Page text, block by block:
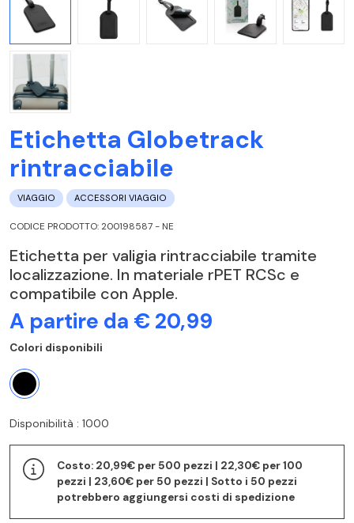
Etichetta Globetrack
rintracciabile
VIAGGIO ACCESSORI VIAGGIO
CODICE PRODOTTO: 200198587 - NE
Etichetta per valigia rintracciabile tramite
localizzazione. In materiale rPET RCSc e
compatibile con Apple.
A partire da € 20,99
Colori disponibili
Disponibilità : 1000
Costo: 20,99€ per 500 pezzi | 22,30€ per 100
pezzi | 23,60€ per 50 pezzi | Sotto i 50 pezzi
potrebbero aggiungersi costi di spedizione